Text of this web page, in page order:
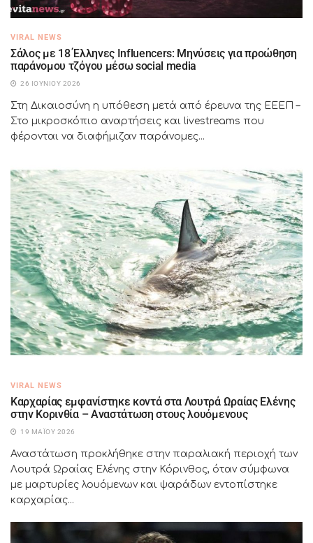
VIRAL NEWS
Σάλος με 18 Έλληνες Influencers: Μηνύσεις για προώθηση
παράνομου τζόγου μέσω social media
26 ΙΟΥΝΊΟΥ 2026
Στη Δικαιοσύνη η υπόθεση μετά από έρευνα της ΕΕΕΠ –
Στο μικροσκόπιο αναρτήσεις και livestreams που
φέρονται να διαφήμιζαν παράνομες...
VIRAL NEWS
Καρχαρίας εμφανίστηκε κοντά στα Λουτρά Ωραίας Ελένης
στην Κορινθία – Αναστάτωση στους λουόμενους
19 ΜΑΪ́ΟΥ 2026
Αναστάτωση προκλήθηκε στην παραλιακή περιοχή των
Λουτρά Ωραίας Ελένης στην Κόρινθος, όταν σύμφωνα
με μαρτυρίες λουόμενων και ψαράδων εντοπίστηκε
καρχαρίας...